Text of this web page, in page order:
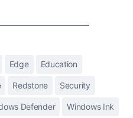
Edge Education
Redstone Security
Defender Windows Ink